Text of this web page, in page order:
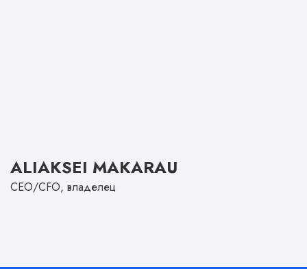
ALIAKSEI MAKARAU
CEO/CFO, владелец